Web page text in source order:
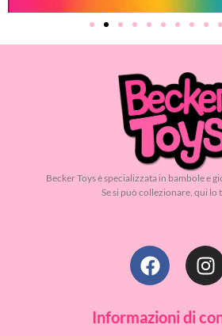
Becker Toys è specializzata in bambole e
Se si può collezionare, qui lo
Informazioni di